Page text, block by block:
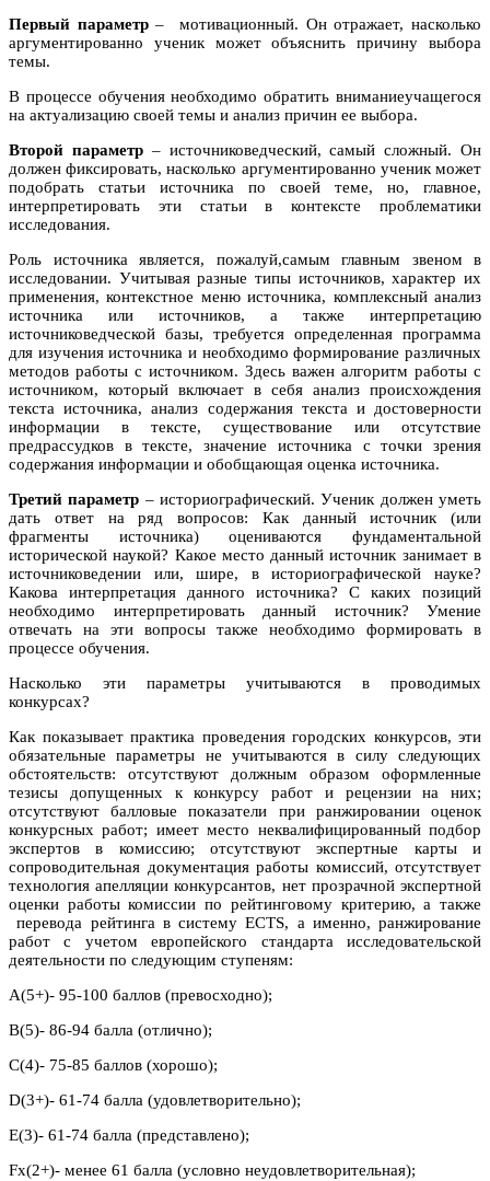
Первый параметр– мотивационный. Он отражает, насколько
аргументированно ученик может объяснить причину выбора
темы.
В процессе обучения необходимо обратить вниманиеучащегося
на актуализацию своей темы и анализ причин ее выбора.
Второй параметр– источниковедческий, самый сложный. Он
должен фиксировать, насколько аргументированно ученик может
подобрать статьи источника по своей теме, но, главное,
интерпретировать эти статьи в контексте проблематики
исследования.
Роль источника является, пожалуй,самым главным звеном в
исследовании. Учитывая разные типы источников, характер их
применения, контекстное меню источника, комплексный анализ
источника или источников, а также интерпретацию
источниковедческой базы, требуется определенная программа
для изучения источника и необходимо формирование различных
методов работы с источником. Здесь важен алгоритм работы с
источником, который включает в себя анализ происхождения
текста источника, анализ содержания текста и достоверности
информации в тексте, существование или отсутствие
предрассудков в тексте, значение источника с точки зрения
содержания информации и обобщающая оценка источника.
Третий параметр – историографический. Ученик должен уметь
дать ответ на ряд вопросов: Как данный источник (или
фрагменты источника) оцениваются фундаментальной
исторической наукой? Какое место данный источник занимает в
источниковедении или, шире, в историографической науке?
Какова интерпретация данного источника? С каких позиций
необходимо интерпретировать данный источник? Умение
отвечать на эти вопросы также необходимо формировать в
процессе обучения.
Насколько эти параметры учитываются в проводимых
конкурсах?
Как показывает практика проведения городских конкурсов, эти
обязательные параметры не учитываются в силу следующих
обстоятельств: отсутствуют должным образом оформленные
тезисы допущенных к конкурсу работ и рецензии на них;
отсутствуют балловые показатели при ранжировании оценок
конкурсных работ; имеет место неквалифицированный подбор
экспертов в комиссию; отсутствуют экспертные карты и
сопроводительная документация работы комиссий, отсутствует
технология апелляции конкурсантов, нет прозрачной экспертной
оценки работы комиссии по рейтинговому критерию, а также
перевода рейтинга в систему ECTS, а именно, ранжирование
работ с учетом европейского стандарта исследовательской
деятельности по следующим ступеням:
А(5+)- 95-100 баллов (превосходно);
В(5)- 86-94 балла (отлично);
С(4)- 75-85 баллов (хорошо);
D(3+)- 61-74 балла (удовлетворительно);
E(3)- 61-74 балла (представлено);
Fx(2+)- менее 61 балла (условно неудовлетворительная);